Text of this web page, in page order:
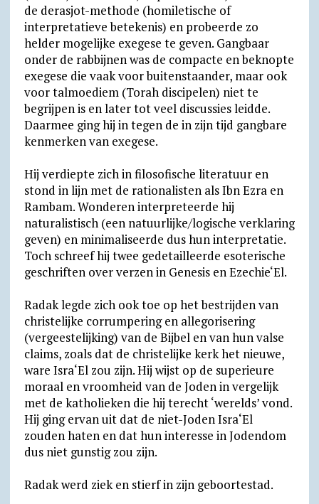
de derasjot-methode (homiletische of
interpretatieve betekenis) en probeerde zo
helder mogelijke exegese te geven. Gangbaar
onder de rabbijnen was de compacte en beknopte
exegese die vaak voor buitenstaander, maar ook
voor talmoediem (Torah discipelen) niet te
begrijpen is en later tot veel discussies leidde.
Daarmee ging hij in tegen de in zijn tijd gangbare
kenmerken van exegese.
Hij verdiepte zich in filosofische literatuur en
stond in lijn met de rationalisten als Ibn Ezra en
Rambam. Wonderen interpreteerde hij
naturalistisch (een natuurlijke/logische verklaring
geven) en minimaliseerde dus hun interpretatie.
Toch schreef hij twee gedetailleerde esoterische
geschriften over verzen in Genesis en Ezechie‘El.
Radak legde zich ook toe op het bestrijden van
christelijke corrumpering en allegorisering
(vergeestelijking) van de Bijbel en van hun valse
claims, zoals dat de christelijke kerk het nieuwe,
ware Isra‘El zou zijn. Hij wijst op de superieure
moraal en vroomheid van de Joden in vergelijk
met de katholieken die hij terecht ‘werelds’ vond.
Hij ging ervan uit dat de niet-Joden Isra‘El
zouden haten en dat hun interesse in Jodendom
dus niet gunstig zou zijn.
Radak werd ziek en stierf in zijn geboortestad.